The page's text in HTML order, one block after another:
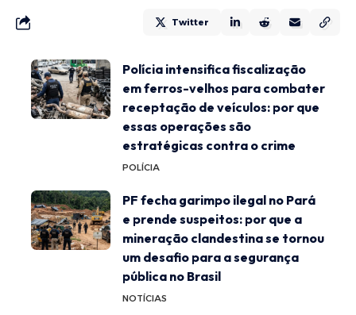
Twitter
Polícia intensifica fiscalização
em ferros-velhos para combater
receptação de veículos: por que
essas operações são
estratégicas contra o crime
POLÍCIA
PF fecha garimpo ilegal no Pará
e prende suspeitos: por que a
mineração clandestina se tornou
um desafio para a segurança
pública no Brasil
NOTÍCIAS